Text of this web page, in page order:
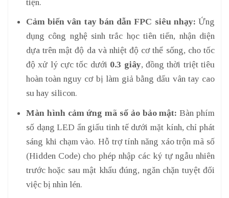
Cảm biến vân tay bán dẫn FPC siêu nhạy: Ứng
dụng công nghệ sinh trắc học tiên tiến, nhận diện
dựa trên mật độ da và nhiệt độ cơ thể sống, cho tốc
độ xử lý cực tốc dưới 0.3 giây, đồng thời triệt tiêu
hoàn toàn nguy cơ bị làm giả bằng dấu vân tay cao
su hay silicon.
Màn hình cảm ứng mã số ảo bảo mật: Bàn phím
số dạng LED ẩn giấu tinh tế dưới mặt kính, chỉ phát
sáng khi chạm vào. Hỗ trợ tính năng xáo trộn mã số
(Hidden Code) cho phép nhập các ký tự ngẫu nhiên
trước hoặc sau mật khẩu đúng, ngăn chặn tuyệt đối
việc bị nhìn lén.